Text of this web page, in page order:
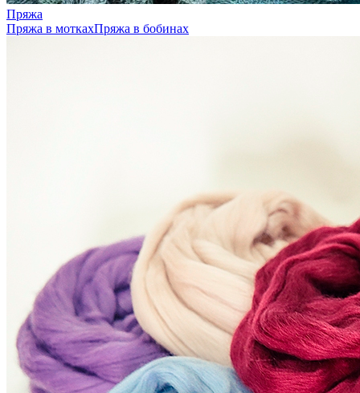
Пряжа
Пряжа в моткахПряжа в бобинах